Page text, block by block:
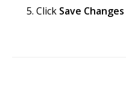
Click Save Changes